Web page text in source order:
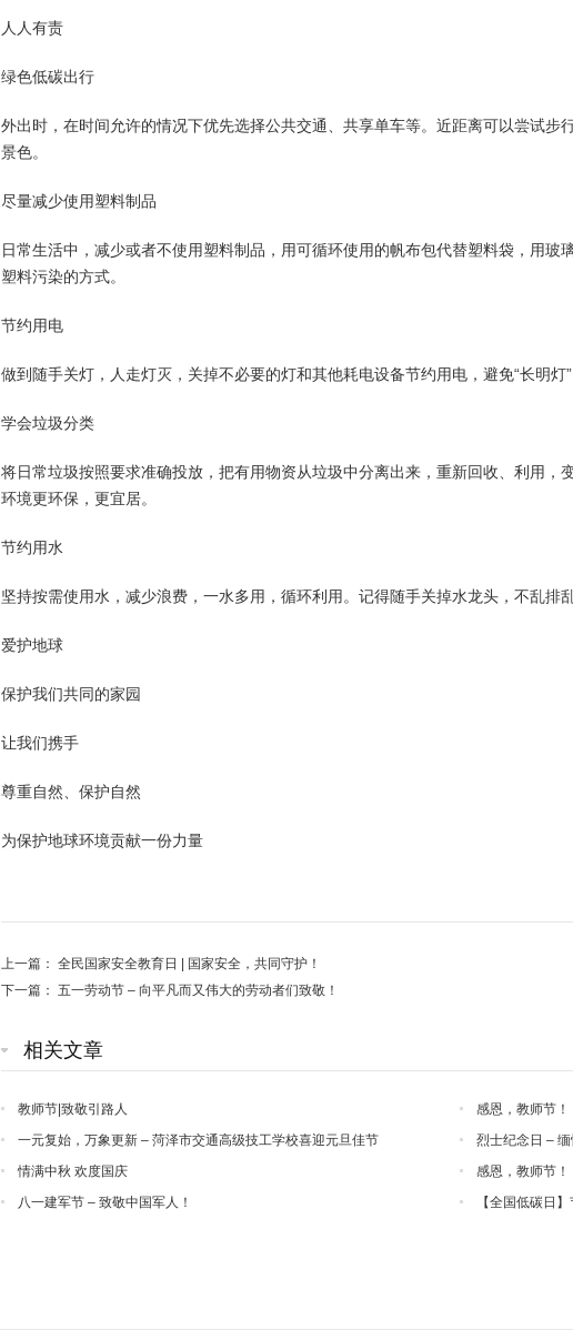
人人有责
绿色低碳出行
外出时，在时间允许的情况下优先选择公共交通、共享单车等。近距离可以尝试步
景色。
尽量减少使用塑料制品
日常生活中，减少或者不使用塑料制品，用可循环使用的帆布包代替塑料袋，用玻
塑料污染的方式。
节约用电
做到随手关灯，人走灯灭，关掉不必要的灯和其他耗电设备节约用电，避免“长明灯”
学会垃圾分类
将日常垃圾按照要求准确投放，把有用物资从垃圾中分离出来，重新回收、利用，
环境更环保，更宜居。
节约用水
坚持按需使用水，减少浪费，一水多用，循环利用。记得随手关掉水龙头，不乱排
爱护地球
保护我们共同的家园
让我们携手
尊重自然、保护自然
为保护地球环境贡献一份力量
上一篇： 全民国家安全教育日 | 国家安全，共同守护！
下一篇： 五一劳动节 – 向平凡而又伟大的劳动者们致敬！
相关文章
教师节|致敬引路人
感恩，教师节
一元复始，万象更新 – 菏泽市交通高级技工学校喜迎元旦佳节
烈士纪念日 –
情满中秋 欢度国庆
感恩，教师节
八一建军节 – 致敬中国军人！
【全国低碳日